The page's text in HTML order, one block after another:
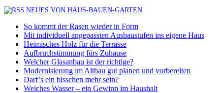
NEUES VON HAUS-BAUEN-GARTEN
So kommt der Rasen wieder in Form
Mit individuell angepassten Ausbaustufen ins eigene Haus
Heimisches Holz für die Terrasse
Aufbruchstimmung fürs Zuhause
Welcher Glasanbau ist der richtige?
Modernisierung im Altbau gut planen und vorbereiten
Darf’s ein bisschen mehr sein?
Weiches Wasser – ein Gewinn im Haushalt